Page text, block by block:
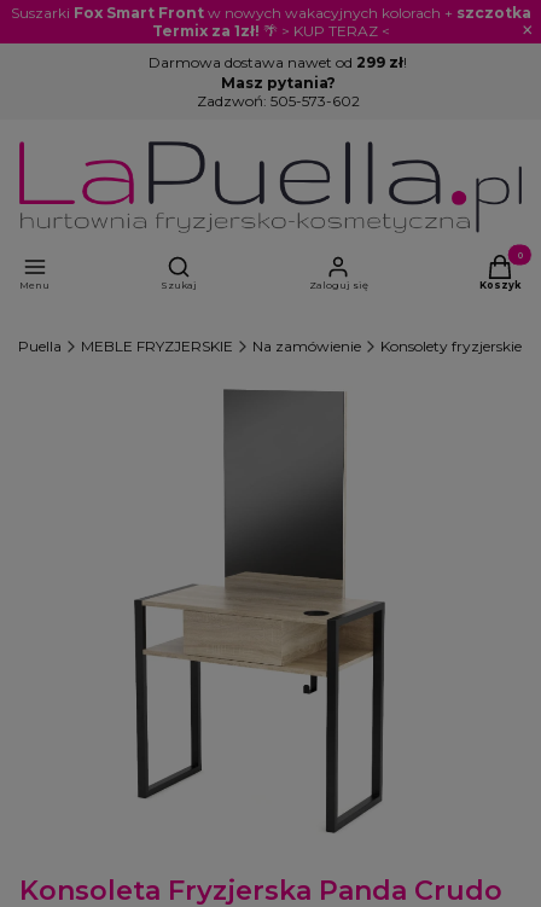
Suszarki Fox Smart Frontw nowych wakacyjnych kolorach + szczotka
Termix za 1zł! 🌴 > KUP TERAZ < ×
Darmowa dostawa nawet od 299 zł!
Masz pytania?
Zadzwoń: 505-573-602
Menu
Otwórz wyszukiwarkę
Szukaj Zaloguj się Koszyk
LaPuella MEBLE FRYZJERSKIE Na zamówienie Konsolety fryzjerskie
Konsoleta Fryzjerska Panda Crudo